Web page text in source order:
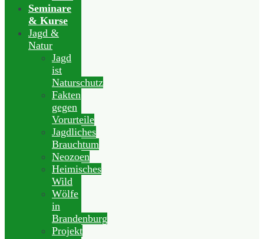
Seminare
& Kurse
Jagd &
Natur
Jagd
ist
Naturschutz
Fakten
gegen
Vorurteile
Jagdliches
Brauchtum
Neozoen
Heimisches
Wild
Wölfe
in
Brandenburg
Projekt